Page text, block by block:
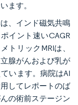
ます。
、インド磁気共鳴
イント速いCAGR
トリックMRIは、
腺がんおよび乳が
います。病院はAI
してレポートのば
の術前ステージン